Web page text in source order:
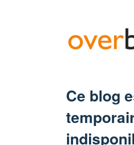
Ce blog